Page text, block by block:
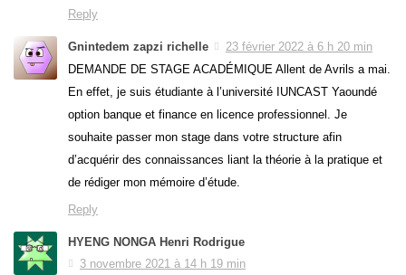
Reply
Gnintedem zapzi richelle
23 février 2022 à 6 h 20 min
DEMANDE DE STAGE ACADÉMIQUE Allent de Avrils a mai.
En effet, je suis étudiante à l’université IUNCAST Yaoundé
option banque et finance en licence professionnel. Je
souhaite passer mon stage dans votre structure afin
d’acquérir des connaissances liant la théorie à la pratique et
de rédiger mon mémoire d’étude.
Reply
HYENG NONGA Henri Rodrigue
3 novembre 2021 à 14 h 19 min